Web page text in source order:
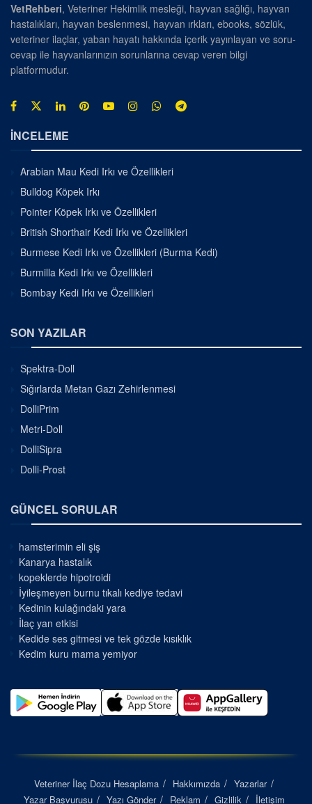
VetRehberi, Veteriner Hekimlik mesleği, hayvan sağlığı, hayvan
hastalıkları, hayvan beslenmesi, hayvan ırkları, ebooks, sözlük,
veteriner ilaçlar, yaban hayatı hakkında içerik yayınlayan ve soru-
cevap ile hayvanlarınızın sorunlarına cevap veren bilgi
platformudur.
İNCELEME
Arabian Mau Kedi Irkı ve Özellikleri
Bulldog Köpek Irkı
Pointer Köpek Irkı ve Özellikleri
British Shorthair Kedi Irkı ve Özellikleri
Burmese Kedi Irkı ve Özellikleri (Burma Kedi)
Burmilla Kedi Irkı ve Özellikleri
Bombay Kedi Irkı ve Özellikleri
SON YAZILAR
Spektra-Doll
Sığırlarda Metan Gazı Zehirlenmesi
DolliPrim
Metri-Doll
DolliSipra
Dolli-Prost
GÜNCEL SORULAR
hamsterimin eli şiş
Kanarya hastalık
kopeklerde hipotroidi
İyileşmeyen burnu tıkalı kediye tedavi
Kedinin kulağındaki yara
İlaç yan etkisi
Kedide ses gitmesi ve tek gözde kısıklık
Kedim kuru mama yemiyor
Veteriner İlaç Dozu Hesaplama Hakkımızda
Yazarlar
Yazar Başvurusu
Yazı Gönder Reklam Gizlilik İletişim